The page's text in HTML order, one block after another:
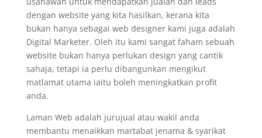
dengan website yang kita hasilkan, kerana kita
bukan hanya sebagai web designer kami juga adalah
Digital Marketer. Oleh itu kami sangat faham sebuah
website bukan hanya perlukan design yang cantik
sahaja, tetapi ia perlu dibangunkan mengikut
matlamat utama iaitu boleh meningkatkan profit
anda.
Laman Web adalah jurujual atau wakil anda
membantu menaikkan martabat jenama & syarikat